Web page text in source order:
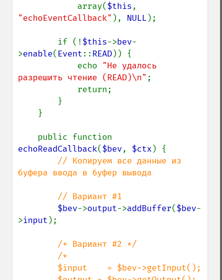
            array(
$this
"echoEventCallback" ), NULL);
        if (!
$this->bev-
>enable( Event::READ)) {
            echo
"Не удалось
разрешить чтение (READ)\n" ;
echoReadCallback($bev, $ctx ) {
// Копируем все данные из
буфера ввода в буфер вывода
$bev->output->addBuffer($bev-
>input );
/* Вариант #2 */